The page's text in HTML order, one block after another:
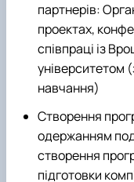
партнерів:
проектах,
співпраці із
університетом
навчання)
Створення
одержанням
створення
підготовки